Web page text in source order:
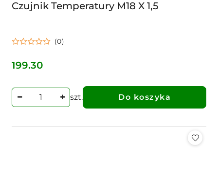
Czujnik Temperatury M18 X 1,5
(0)
Cena:
199.30
szt. Do koszyka